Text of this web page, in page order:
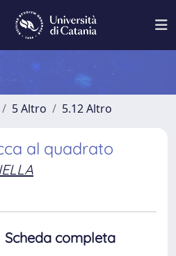
5 Altro 5.12 Altro
al quadrato
Scheda completa